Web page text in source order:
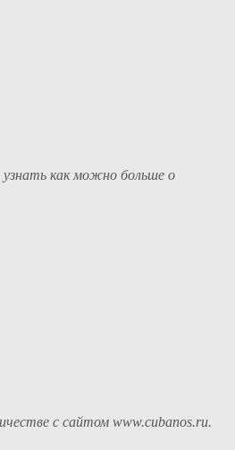
как можно больше о
с сайтом www.cubanos.ru.